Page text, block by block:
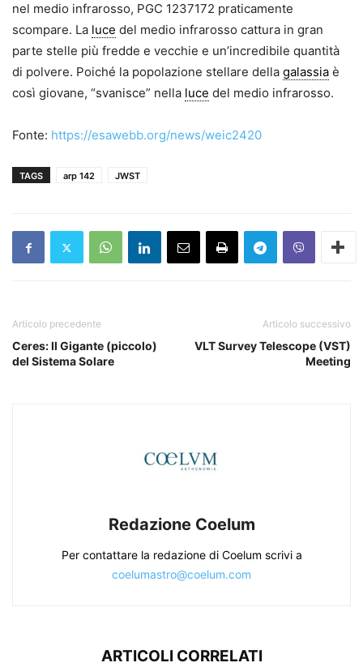
nel medio infrarosso, PGC 1237172 praticamente
scompare. La luce del medio infrarosso cattura in gran
parte stelle più fredde e vecchie e un’incredibile quantità
di polvere. Poiché la popolazione stellare della galassia è
così giovane, “svanisce” nella luce del medio infrarosso.
Fonte: https://esawebb.org/news/weic2420
TAGS arp 142 JWST
Articolo precedente
Ceres: Il Gigante (piccolo)
del Sistema Solare
Articolo successivo
VLT Survey Telescope (VST)
Meeting
Redazione Coelum
Per contattare la redazione di Coelum scrivi a
coelumastro@coelum.com
ARTICOLI CORRELATI